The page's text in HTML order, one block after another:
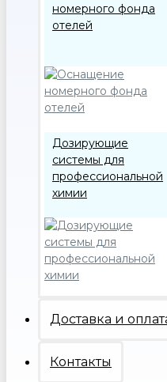
номерного фонда
отелей
Дозирующие
системы для
профессиональной
химии
Доставка и
Контакты